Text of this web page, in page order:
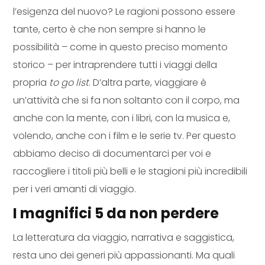
l’esigenza del nuovo? Le ragioni possono essere
tante, certo è che non sempre si hanno le
possibilità – come in questo preciso momento
storico – per intraprendere tutti i viaggi della
propria to go list. D’altra parte, viaggiare è
un’attività che si fa non soltanto con il corpo, ma
anche con la mente, con i libri, con la musica e,
volendo, anche con i film e le serie tv. Per questo
abbiamo deciso di documentarci per voi e
raccogliere i titoli più belli e le stagioni più incredibili
per i veri amanti di viaggio.
I magnifici 5 da non perdere
La letteratura da viaggio, narrativa e saggistica,
resta uno dei generi più appassionanti. Ma quali